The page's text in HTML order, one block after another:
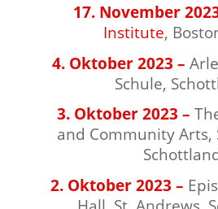
17. November
Institute,
4. Oktober 2023 –
Schule,
3. Oktober 2023 –
and Community Arts,
2. Oktober 2023 –